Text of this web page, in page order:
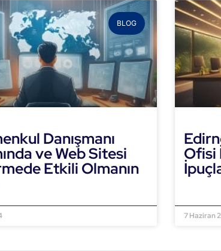
BLOG
Danışmanı
ve Web Sitesi
Etkili Olmanın
Ofisi
7 Haziran